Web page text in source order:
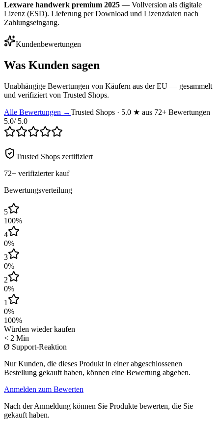
Lexware handwerk premium 2025 — Vollversion als digitale
Lizenz (ESD). Lieferung per Download und Lizenzdaten nach
Zahlungseingang.
Kundenbewertungen
Was Kunden sagen
Unabhängige Bewertungen von Käufern aus der EU — gesammelt
und verifiziert von Trusted Shops.
Alle Bewertungen →Trusted Shops · 5.0 ★ aus 72+ Bewertungen
5.0/ 5.0
Trusted Shops zertifiziert
72+ verifizierter kauf
Bewertungsverteilung
5
100%
4
0%
3
0%
2
0%
1
0%
100%
Würden wieder kaufen
< 2 Min
Ø Support-Reaktion
Nur Kunden, die dieses Produkt in einer abgeschlossenen
Bestellung gekauft haben, können eine Bewertung abgeben.
Anmelden zum Bewerten
Nach der Anmeldung können Sie Produkte bewerten, die Sie
gekauft haben.